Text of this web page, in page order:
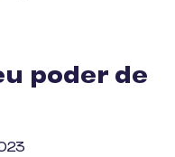
poder de